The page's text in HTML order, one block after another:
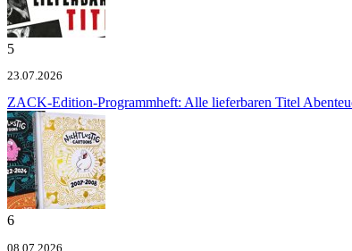
5
23.07.2026
ZACK-Edition-Programmheft: Alle lieferbaren Titel
6
08.07.2026